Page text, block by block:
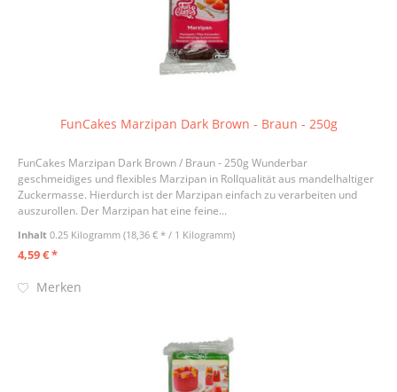
FunCakes Marzipan Dark Brown - Braun - 250g
FunCakes Marzipan Dark Brown / Braun - 250g Wunderbar
geschmeidiges und flexibles Marzipan in Rollqualität aus mandelhaltiger
Zuckermasse. Hierdurch ist der Marzipan einfach zu verarbeiten und
auszurollen. Der Marzipan hat eine feine...
Inhalt0.25 Kilogramm(18,36 € * / 1 Kilogramm)
4,59 € *
Merken